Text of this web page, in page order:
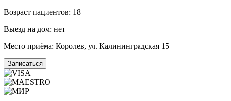
Возраст пациентов: 18+
Выезд на дом: нет
Место приёма: Королев, ул. Калининградская 15
Записаться